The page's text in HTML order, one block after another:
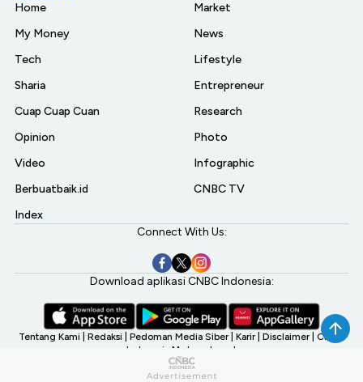
Home
My Money
Tech
Sharia
Cuap Cuap Cuan
Opinion
Video
Berbuatbaik.id
Index
Market
News
Lifestyle
Entrepreneur
Research
Photo
Infographic
CNBC TV
Connect With Us:
Download aplikasi CNBC Indonesia:
Tentang Kami Redaksi Pedoman Media Siber Karir Disclaimer CNBC
Indonesia My Investment
©2026 CNBC Indonesia, A Transmedia Company